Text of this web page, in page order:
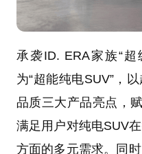
承袭ID. ERA家族“超
为“超能纯电SUV”，
品质三大产品亮点，
满足用户对纯电SUV
方面的多元需求。同